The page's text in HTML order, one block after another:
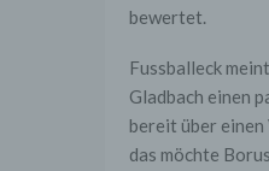
bewertet.
Fussballeck
Gladbach einen
bereit über einen
das möchte